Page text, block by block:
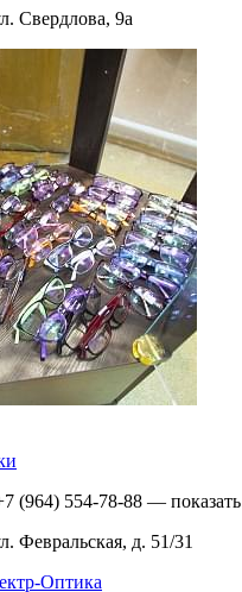
Свердлова, 9а
(964) 554-78-88 — показать
Февральская, д. 51/31